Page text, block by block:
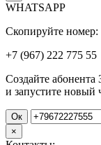
WHATSAPP
Скопируйте номер:
+7 (967) 222 775 55
Создайте
и запустите новый
Ок
×